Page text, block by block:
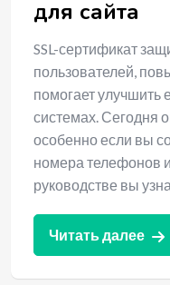
для сайта
SSL-сертификат
пользователей,
помогает улучшить
системах. Сегодня
особенно если вы
номера телефонов
руководстве вы
Читать далее